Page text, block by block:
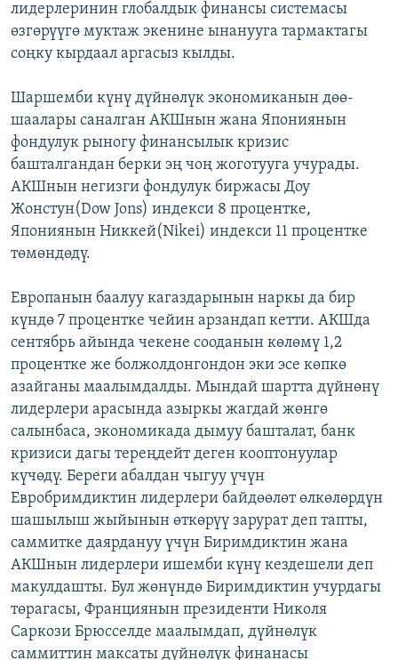
лидерлеринин глобалдык финансы системасы
өзгөрүүгө муктаж экенине ынанууга тармактагы
соңку кырдаал аргасыз кылды.
Шаршемби күнү дүйнөлүк экономиканын дөө-
шаалары саналган АКШнын жана Япониянын
фондулук рыногу финансылык кризис
башталгандан берки эң чоң жоготууга учурады.
АКШнын негизги фондулук биржасы Доу
Жонстун(Dow Jons) индекси 8 процентке,
Япониянын Никкей(Nikei) индекси 11 процентке
төмөндөдү.
Европанын баалуу кагаздарынын наркы да бир
күндө 7 процентке чейин арзандап кетти. АКШда
сентябрь айында чекене сооданын көлөмү 1,2
процентке же болжолдонгондон эки эсе көпкө
азайганы маалымдалды. Мындай шартта дүйнөнү
лидерлери арасында азыркы жагдай жөнгө
салынбаса, экономикада дымуу башталат, банк
кризиси дагы тереңдейт деген кооптонуулар
күчөдү. Береги абалдан чыгуу үчүн
Евробримдиктин лидерлери байдөөлөт өлкөлөрдүн
шашылыш жыйынын өткөрүү зарурат деп тапты,
саммитке даярдануу үчүн Биримдиктин жана
АКШнын лидерлери ишемби күнү кездешели деп
макулдашты. Бул жөнүндө Биримдиктин учурдагы
төрагасы, Франциянын президенти Николя
Саркози Брюсселде маалымдап, дүйнөлүк
саммиттин максаты дүйнөлүк финанасы